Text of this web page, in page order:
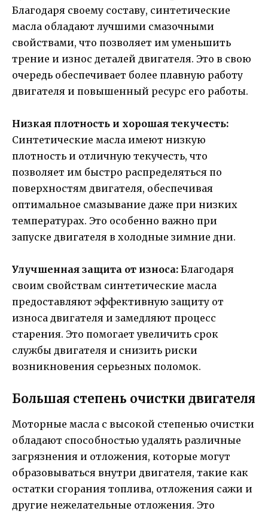
Благодаря своему составу, синтетические
масла обладают лучшими смазочными
свойствами, что позволяет им уменьшить
трение и износ деталей двигателя. Это в свою
очередь обеспечивает более плавную работу
двигателя и повышенный ресурс его работы.
Низкая плотность и хорошая текучесть:
Синтетические масла имеют низкую
плотность и отличную текучесть, что
позволяет им быстро распределяться по
поверхностям двигателя, обеспечивая
оптимальное смазывание даже при низких
температурах. Это особенно важно при
запуске двигателя в холодные зимние дни.
Улучшенная защита от износа: Благодаря
своим свойствам синтетические масла
предоставляют эффективную защиту от
износа двигателя и замедляют процесс
старения. Это помогает увеличить срок
службы двигателя и снизить риски
возникновения серьезных поломок.
Большая степень очистки двигателя
Моторные масла с высокой степенью очистки
обладают способностью удалять различные
загрязнения и отложения, которые могут
образовываться внутри двигателя, такие как
остатки сгорания топлива, отложения сажи и
другие нежелательные отложения. Это